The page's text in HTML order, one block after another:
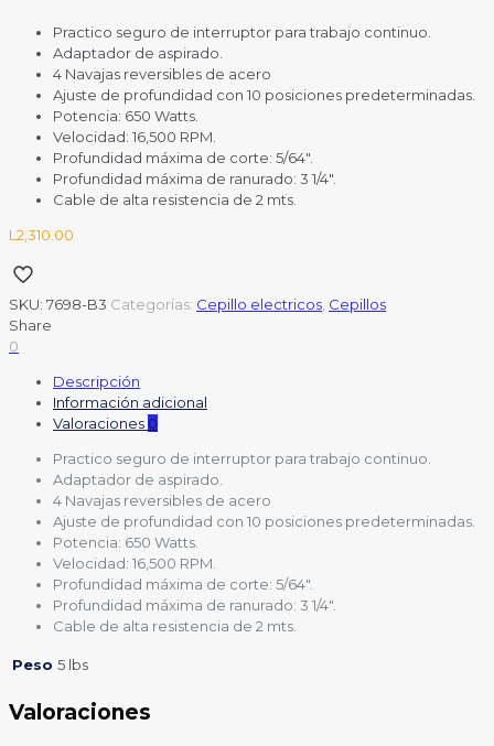
Practico seguro de interruptor para trabajo continuo.
Adaptador de aspirado.
4 Navajas reversibles de acero
Ajuste de profundidad con 10 posiciones predeterminadas.
Potencia: 650 Watts.
Velocidad: 16,500 RPM.
Profundidad máxima de corte: 5/64″.
Profundidad máxima de ranurado: 3 1/4″.
Cable de alta resistencia de 2 mts.
L 2,310.00
SKU: 7698-B3 Categorías: Cepillo electricos Cepillos
Share
0
Descripción
Información adicional
Valoraciones 0
Practico seguro de interruptor para trabajo continuo.
Adaptador de aspirado.
4 Navajas reversibles de acero
Ajuste de profundidad con 10 posiciones predeterminadas.
Potencia: 650 Watts.
Velocidad: 16,500 RPM.
Profundidad máxima de corte: 5/64″.
Profundidad máxima de ranurado: 3 1/4″.
Cable de alta resistencia de 2 mts.
Peso 5 lbs
Valoraciones